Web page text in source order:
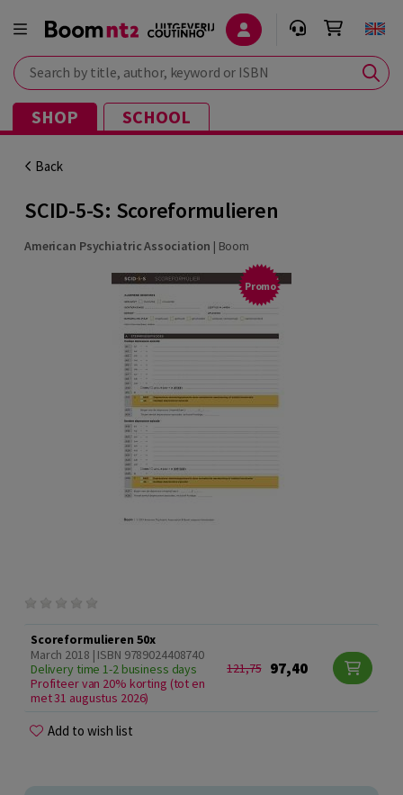
Search by title, author, keyword or ISBN
SHOP SCHOOL
Back
SCID-5-S: Scoreformulieren
American Psychiatric Association | Boom
Promo
Scoreformulieren 50x
March 2018 | ISBN 9789024408740
Delivery time 1-2 business days
Profiteer van 20% korting (tot en
met 31 augustus 2026)
121,75 97,40
Add to wish list